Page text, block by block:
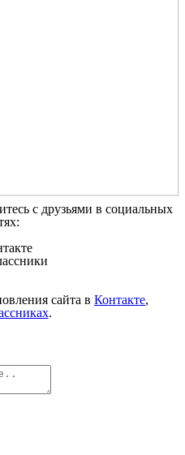
с друзьями в социальных
сайта в Контакте,
.